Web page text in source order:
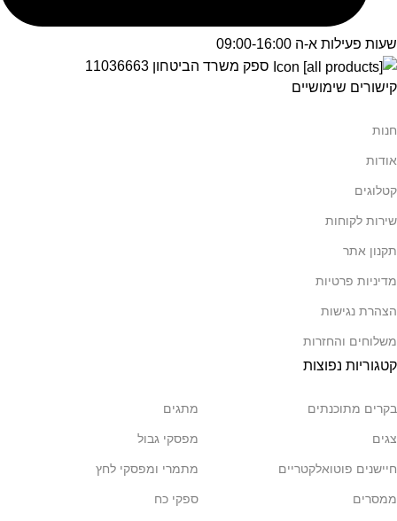
שעות פעילות א-ה 09:00-16:00
ספק משרד הביטחון 11036663
קישורים שימושיים
חנות
אודות
קטלוגים
שירות לקוחות
תקנון אתר
מדיניות פרטיות
הצהרת נגישות
משלוחים והחזרות
קטגוריות נפוצות
בקרים מתוכנתים מתגים
צגים מפסקי גבול
חיישנים פוטואלקטריים מתמרי ומפסקי לחץ
ממסרים ספקי כח